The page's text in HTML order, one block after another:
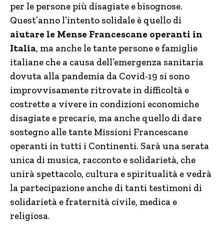
per le persone più disagiate e bisognose.
Quest’anno l’intento solidale è quello di
aiutare le Mense Francescane operanti in
Italia, ma anche le tante persone e famiglie
italiane che a causa dell’emergenza sanitaria
dovuta alla pandemia da Covid-19 si sono
improvvisamente ritrovate in difficoltà e
costrette a vivere in condizioni economiche
disagiate e precarie, ma anche quello di dare
sostegno alle tante Missioni Francescane
operanti in tutti i Continenti. Sarà una serata
unica di musica, racconto e solidarietà, che
unirà spettacolo, cultura e spiritualità e vedrà
la partecipazione anche di tanti testimoni di
solidarietà e fraternità civile, medica e
religiosa.